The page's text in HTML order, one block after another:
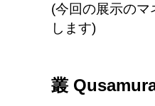
(今回の展示の
します)
叢